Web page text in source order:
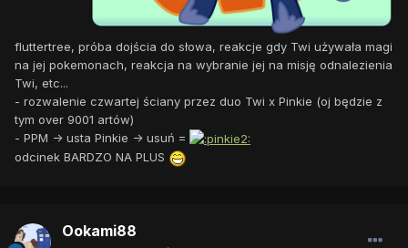
fluttertree, próba dojścia do słowa, reakcje gdy Twi używała magi
na jej pokemonach, reakcja na wybranie jej na misję odnalezienia
Twi, etc...
- rozwalenie czwartej ściany przez duo Twi x Pinkie (oj będzie z
tym over 9001 artów)
- PPM -> usta Pinkie -> usuń =
odcinek BARDZO NA PLUS
Ookami88